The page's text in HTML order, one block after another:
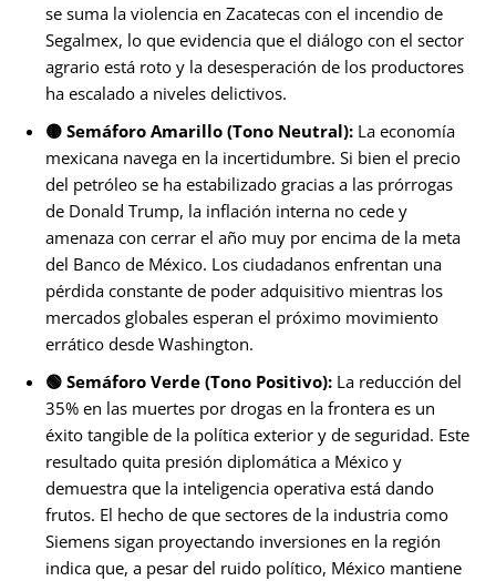
se suma la violencia en Zacatecas con el incendio de
Segalmex, lo que evidencia que el diálogo con el sector
agrario está roto y la desesperación de los productores
ha escalado a niveles delictivos.
🟡 Semáforo Amarillo (Tono Neutral): La economía
mexicana navega en la incertidumbre. Si bien el precio
del petróleo se ha estabilizado gracias a las prórrogas
de Donald Trump, la inflación interna no cede y
amenaza con cerrar el año muy por encima de la meta
del Banco de México. Los ciudadanos enfrentan una
pérdida constante de poder adquisitivo mientras los
mercados globales esperan el próximo movimiento
errático desde Washington.
🟢 Semáforo Verde (Tono Positivo): La reducción del
35% en las muertes por drogas en la frontera es un
éxito tangible de la política exterior y de seguridad. Este
resultado quita presión diplomática a México y
demuestra que la inteligencia operativa está dando
frutos. El hecho de que sectores de la industria como
Siemens sigan proyectando inversiones en la región
indica que, a pesar del ruido político, México mantiene